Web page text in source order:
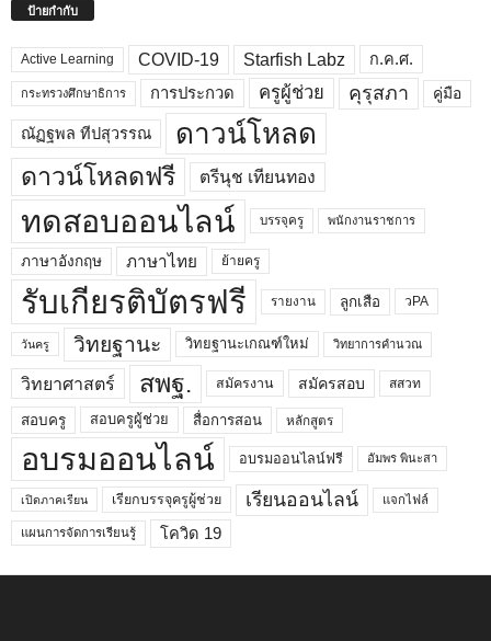
ป้ายกำกับ
Active Learning COVID-19 Starfish Labz ก.ค.ศ.
กระทรวงศึกษาธิการ การประกวด ครูผู้ช่วย คุรุสภา คู่มือ
ณัฏฐพล ทีปสุวรรณ ดาวน์โหลด
ดาวน์โหลดฟรี ตรีนุช เทียนทอง
ทดสอบออนไลน์ บรรจุครู พนักงานราชการ
ภาษาอังกฤษ ภาษาไทย ย้ายครู
รับเกียรติบัตรฟรี รายงาน ลูกเสือ วPA
วันครู วิทยฐานะ วิทยฐานะเกณฑ์ใหม่ วิทยาการคำนวณ
วิทยาศาสตร์ สพฐ. สมัครงาน สมัครสอบ สสวท
สอบครู สอบครูผู้ช่วย สื่อการสอน หลักสูตร
อบรมออนไลน์ อบรมออนไลน์ฟรี อัมพร พินะสา
เปิดภาคเรียน เรียกบรรจุครูผู้ช่วย เรียนออนไลน์ แจกไฟล์
แผนการจัดการเรียนรู้ โควิด 19